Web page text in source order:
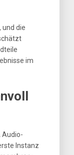
und die
im
Audio-
Instanz